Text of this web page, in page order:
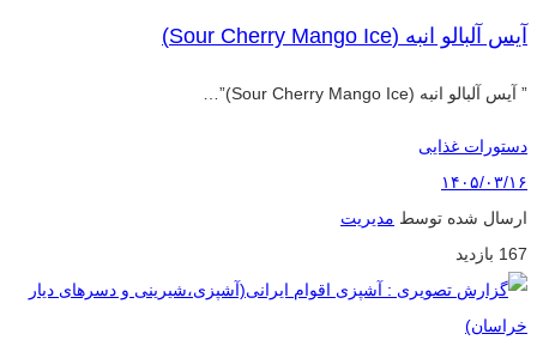
آیس آلبالو انبه (Sour Cherry Mango Ice)
” آیس آلبالو انبه (Sour Cherry Mango Ice)”…
دستورات غذایی
۱۴۰۵/۰۳/۱۶
ارسال شده توسط مدیریت
167 بازدید